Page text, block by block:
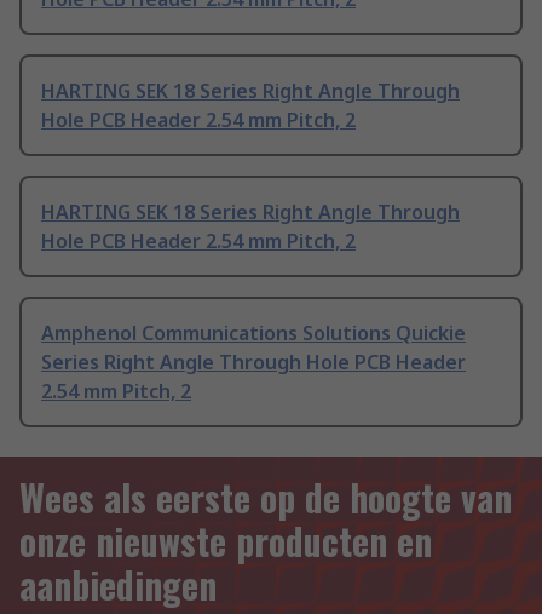
HARTING SEK 18 Series Right Angle Through
Hole PCB Header 2.54 mm Pitch, 2
HARTING SEK 18 Series Right Angle Through
Hole PCB Header 2.54 mm Pitch, 2
Amphenol Communications Solutions Quickie
Series Right Angle Through Hole PCB Header
2.54 mm Pitch, 2
Wees als eerste op de hoogte van
onze nieuwste producten en
aanbiedingen